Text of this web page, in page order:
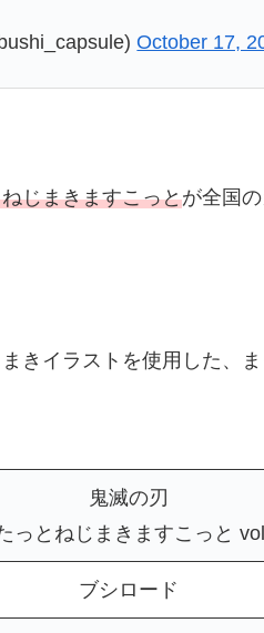
October 17,
じまきますこっとが全国
きイラストを使用した、
鬼滅の刃
ねじまきますこっ
ブシロード